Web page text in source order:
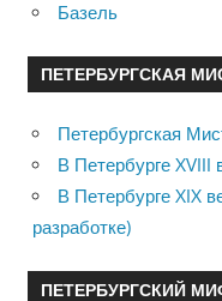
Базель
ПЕТЕРБУРГСКАЯ
Петербургская
В Петербурге
В Петербурге XIX
разработке)
ПЕТЕРБУРГСКИЙ